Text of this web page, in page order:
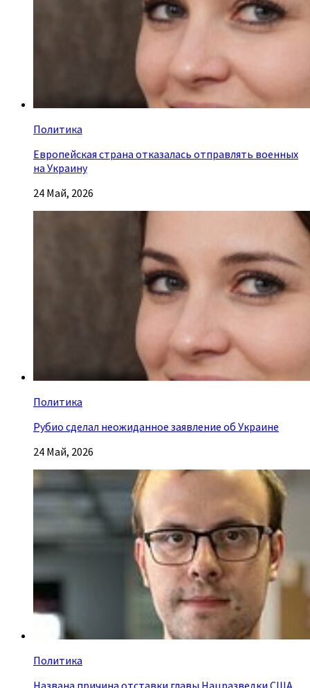
Политика
Европейская страна отказалась отправлять военных
на Украину
24 Май, 2026
Политика
Рубио сделал неожиданное заявление об Украине
24 Май, 2026
Политика
Названа причина отставки главы Нацразведки США